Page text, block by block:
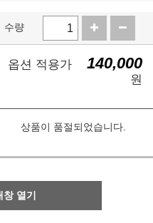
수량
옵션 적용가 140,000
원
상품이 품절되었습니다.
열기